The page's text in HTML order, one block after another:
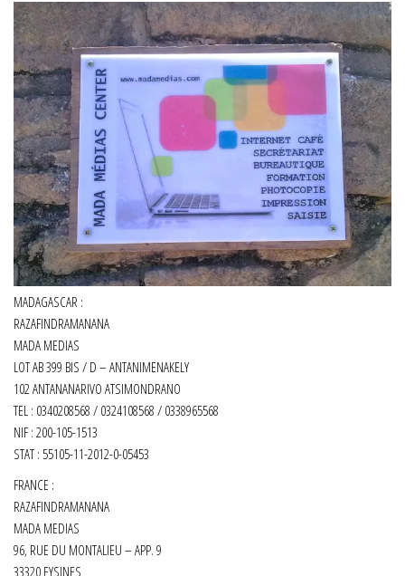
MADAGASCAR :
RAZAFINDRAMANANA
MADA MEDIAS
LOT AB 399 BIS / D – ANTANIMENAKELY
102 ANTANANARIVO ATSIMONDRANO
TEL : 0340208568 / 0324108568 / 0338965568
NIF : 200-105-1513
STAT : 55105-11-2012-0-05453
FRANCE :
RAZAFINDRAMANANA
MADA MEDIAS
96, RUE DU MONTALIEU – APP. 9
33320 EYSINES